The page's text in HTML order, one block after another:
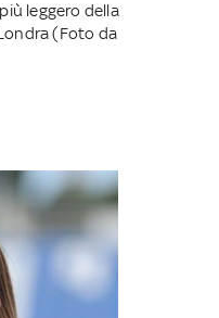
leggero della
(Foto da